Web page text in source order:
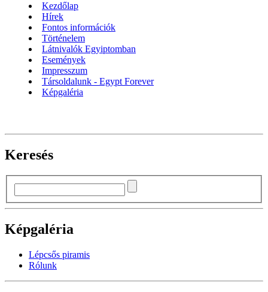
Kezdőlap
Hírek
Fontos információk
Történelem
Látnivalók Egyiptomban
Események
Impresszum
Társoldalunk - Egypt Forever
Képgaléria
Keresés
Képgaléria
Lépcsős piramis
Rólunk